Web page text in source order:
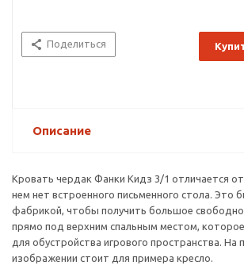
Поделиться
Описание
Кровать чердак Фанки Кидз 3/1 отличается
нем нет встроенного письменного стола. Это
фабрикой, чтобы получить большое
прямо под верхним спальным местом,
для обустройства игрового пространства. На
изображении стоит для примера кресло.